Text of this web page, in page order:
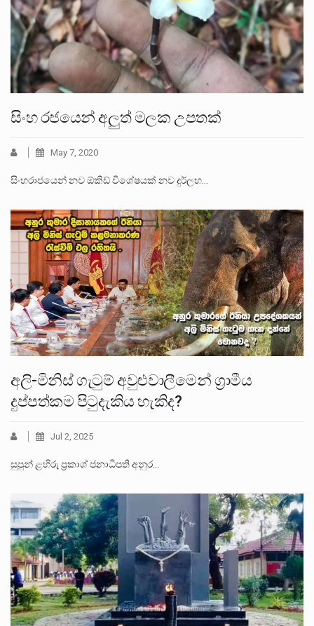
සිංහ රජයෙන් අලුත් මලක උපතක්
May 7, 2020
සිංහරාජයෙන් නව ඕකිඩ් විශේෂයක් නව දුර්ලභ…
අලි-මිනිස් ගැටුම් අවුළුවාලීමෙන් ග්‍රාමීය
දුප්පත්කම පිටුදැකිය හැකිද?
Jul 2, 2025
සුපුන් ළහිරු ප්‍රකාශ් ජනාධිපති අනුර…